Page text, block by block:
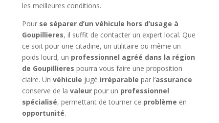
les meilleures conditions.
Pour se séparer d’un véhicule hors d’usage à
Goupillieres, il suffit de contacter un expert local. Que
ce soit pour une citadine, un utilitaire ou même un
poids lourd, un professionnel agréé dans la région
de Goupillieres pourra vous faire une proposition
claire. Un véhicule jugé irréparable par l’assurance
conserve de la valeurpour un professionnel
spécialisé, permettant de tourner ce problème en
opportunité.